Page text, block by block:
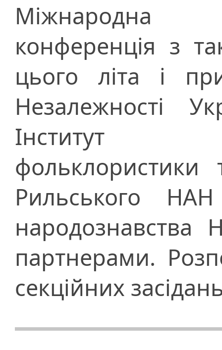
Міжнародна
конференція з
цього літа і
Незалежності
Інститут
Рильського
народознавства
партнерами.
секційних